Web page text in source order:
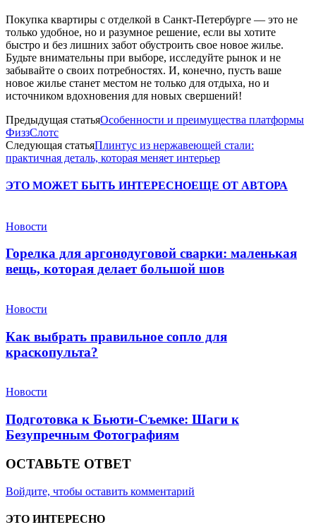
Покупка квартиры с отделкой в Санкт-Петербурге — это не
только удобное, но и разумное решение, если вы хотите
быстро и без лишних забот обустроить свое новое жилье.
Будьте внимательны при выборе, исследуйте рынок и не
забывайте о своих потребностях. И, конечно, пусть ваше
новое жилье станет местом не только для отдыха, но и
источником вдохновения для новых свершений!
Предыдущая статьяОсобенности и преимущества платформы
ФиззСлотс
Следующая статьяПлинтус из нержавеющей стали:
практичная деталь, которая меняет интерьер
ЭТО МОЖЕТ БЫТЬ ИНТЕРЕСНОЕЩЕ ОТ АВТОРА
Новости
Горелка для аргонодуговой сварки: маленькая
вещь, которая делает большой шов
Новости
Как выбрать правильное сопло для
краскопульта?
Новости
Подготовка к Бьюти-Съемке: Шаги к
Безупречным Фотографиям
ОСТАВЬТЕ ОТВЕТ
Войдите, чтобы оставить комментарий
ЭТО ИНТЕРЕСНО